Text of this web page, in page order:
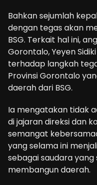
Bahkan sejumlah
dengan tegas akan
BSG. Terkait hal ini,
Gorontalo, Yeyen
terhadap langkah
Provinsi Gorontalo
daerah dari BSG.
Ia mengatakan tidak
di jajaran direksi dan
semangat
yang selama ini
sebagai saudara
membangun daerah.